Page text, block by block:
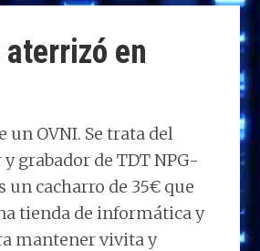
aterrizó en
un OVNI. Se trata del
grabador de TDT NPG-
un cacharro de 35€ que
tienda de informática y
mantener vivita y